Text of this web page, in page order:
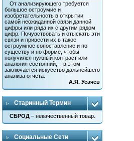
От анализирующего требуется
большое остроумие и
изобретательность в открытии
самой неожиданной связи данной
цифры или ряда их с другим рядом
цифр. Почувствовать и отыскать эти
связи и привести их в такое
остроумное сопоставление и по
существу и по форме, чтобы
получился нужный контраст или
аналогия состояний, – в этом
заключается искусство дальнейшего
анализа отчета.
А.Я. Усачев
Старинный Термин
СБРОД – некачественный товар.
Социальные Сети